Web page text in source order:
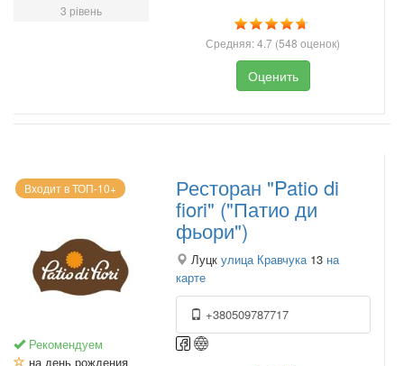
3 рівень
Средняя:4.7 (548 оценок)
Оценить
Входит в ТОП-10+
Рекомендуем
на день рождения
Ресторан "Patio di
fiori" ("Патио ди
фьори")
Луцк улица Кравчука 13 на
карте
+380509787717